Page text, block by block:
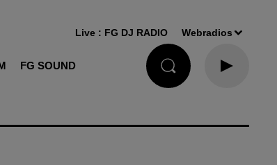
FG SOUND
Live : FG DJ RADIO Webradios